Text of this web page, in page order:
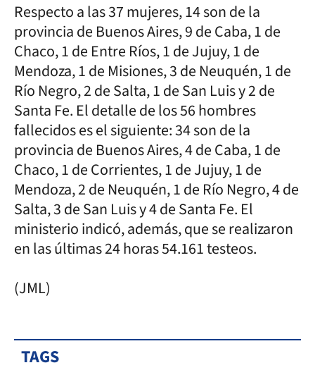
Respecto a las 37 mujeres, 14 son de la
provincia de Buenos Aires, 9 de Caba, 1 de
Chaco, 1 de Entre Ríos, 1 de Jujuy, 1 de
Mendoza, 1 de Misiones, 3 de Neuquén, 1 de
Río Negro, 2 de Salta, 1 de San Luis y 2 de
Santa Fe. El detalle de los 56 hombres
fallecidos es el siguiente: 34 son de la
provincia de Buenos Aires, 4 de Caba, 1 de
Chaco, 1 de Corrientes, 1 de Jujuy, 1 de
Mendoza, 2 de Neuquén, 1 de Río Negro, 4 de
Salta, 3 de San Luis y 4 de Santa Fe. El
ministerio indicó, además, que se realizaron
en las últimas 24 horas 54.161 testeos.
(JML)
TAGS